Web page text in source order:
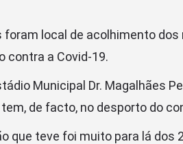
local de acolhimento
contra a Covid-19.
Municipal Dr. Magalhães
de facto, no desporto do
que teve foi muito para lá